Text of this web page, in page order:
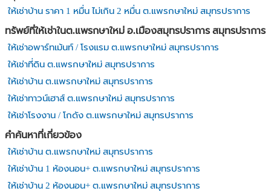
ให้เช่าบ้าน ราคา 1 หมื่น ไม่เกิน 2 หมื่น ต.แพรกษาใหม่ สมุทรปราการ
ทรัพย์ที่ให้เช่าในต.แพรกษาใหม่ อ.เมืองสมุทรปราการ สมุทรปราการ
ให้เช่าอพาร์ทเม้นท์ / โรงแรม ต.แพรกษาใหม่ สมุทรปราการ
ให้เช่าที่ดิน ต.แพรกษาใหม่ สมุทรปราการ
ให้เช่าบ้าน ต.แพรกษาใหม่ สมุทรปราการ
ให้เช่าทาวน์เฮาส์ ต.แพรกษาใหม่ สมุทรปราการ
ให้เช่าโรงงาน / โกดัง ต.แพรกษาใหม่ สมุทรปราการ
คำค้นหาที่เกี่ยวข้อง
ให้เช่าบ้าน ต.แพรกษาใหม่ สมุทรปราการ
ให้เช่าบ้าน 1 ห้องนอน+ ต.แพรกษาใหม่ สมุทรปราการ
ให้เช่าบ้าน 2 ห้องนอน+ ต.แพรกษาใหม่ สมุทรปราการ